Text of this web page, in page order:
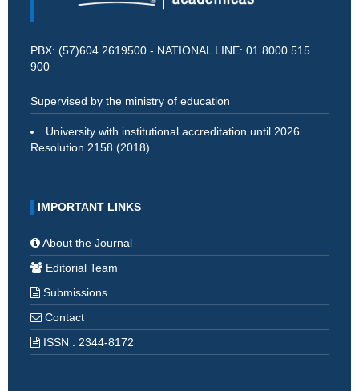
PBX: (57)604 2619500 - NATIONAL LINE: 01 8000 515
900
Supervised by the ministry of education
University with institutional accreditation until 2026.
Resolution 2158 (2018)
IMPORTANT LINKS
About the Journal
Editorial Team
Submissions
Contact
ISSN : 2344-8172